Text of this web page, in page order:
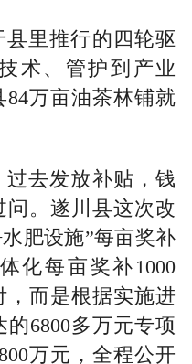
里推行的四轮驱
术、管护到产业
万亩油茶林铺就
去发放补贴，钱
。遂川县这次改
肥设施”每亩奖补
化每亩奖补1000
，而是根据实施进
6800多万元专项
万元，全程公开